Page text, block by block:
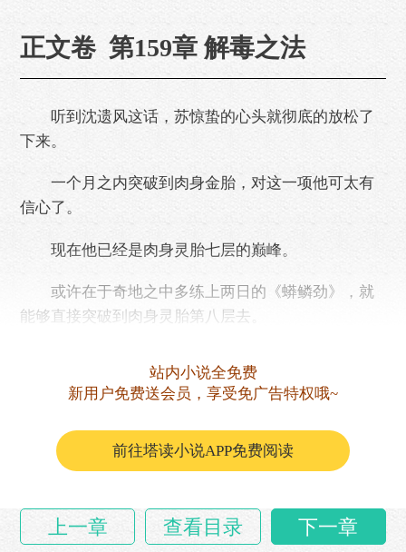
正文卷 第159章 解毒之法
听到沈遗风这话，苏惊蛰的心头就彻底的放松了
下来。
一个月之内突破到肉身金胎，对这一项他可太有
信心了。
现在他已经是肉身灵胎七层的巅峰。
或许在于奇地之中多练上两日的《蟒鳞劲》，就
能够直接突破到肉身灵胎第八层去。
胎的程度。
就……
站内小说全免费
新用户免费送会员，享受免广告特权哦~
前往塔读小说APP免费阅读
上一章 查看目录 下一章